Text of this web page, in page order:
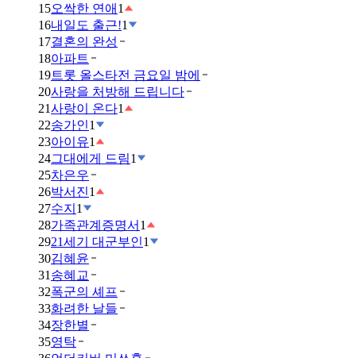
15오싹한 연애 1
16내일도 출근!1
17결혼의 완성
18아파트
19트롯 올스타전 금요일 밤에
20사랑을 처방해 드립니다
21사랑이 온다1
22송가인1
23아이유1
24그대에게 드림1
25차은우
26박서진1
27수지 1
28가족관계증명서 1
2921세기 대군부인1
30김혜윤
31 송혜교
32폭군의 셰프
33화려한 날들
34장한별
35영탁